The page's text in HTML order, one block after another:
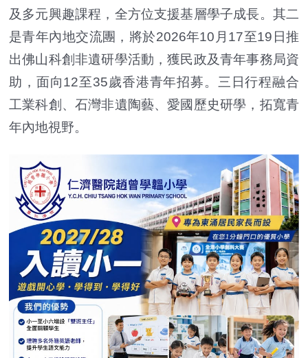
及多元興趣課程，全方位支援基層學子成長。其二
是青年內地交流團，將於2026年10月17至19日推
出佛山科創非遺研學活動，獲民政及青年事務局資
助，面向12至35歲香港青年招募。三日行程融合
工業科創、石灣非遺陶藝、愛國歷史研學，拓寬青
年內地視野。